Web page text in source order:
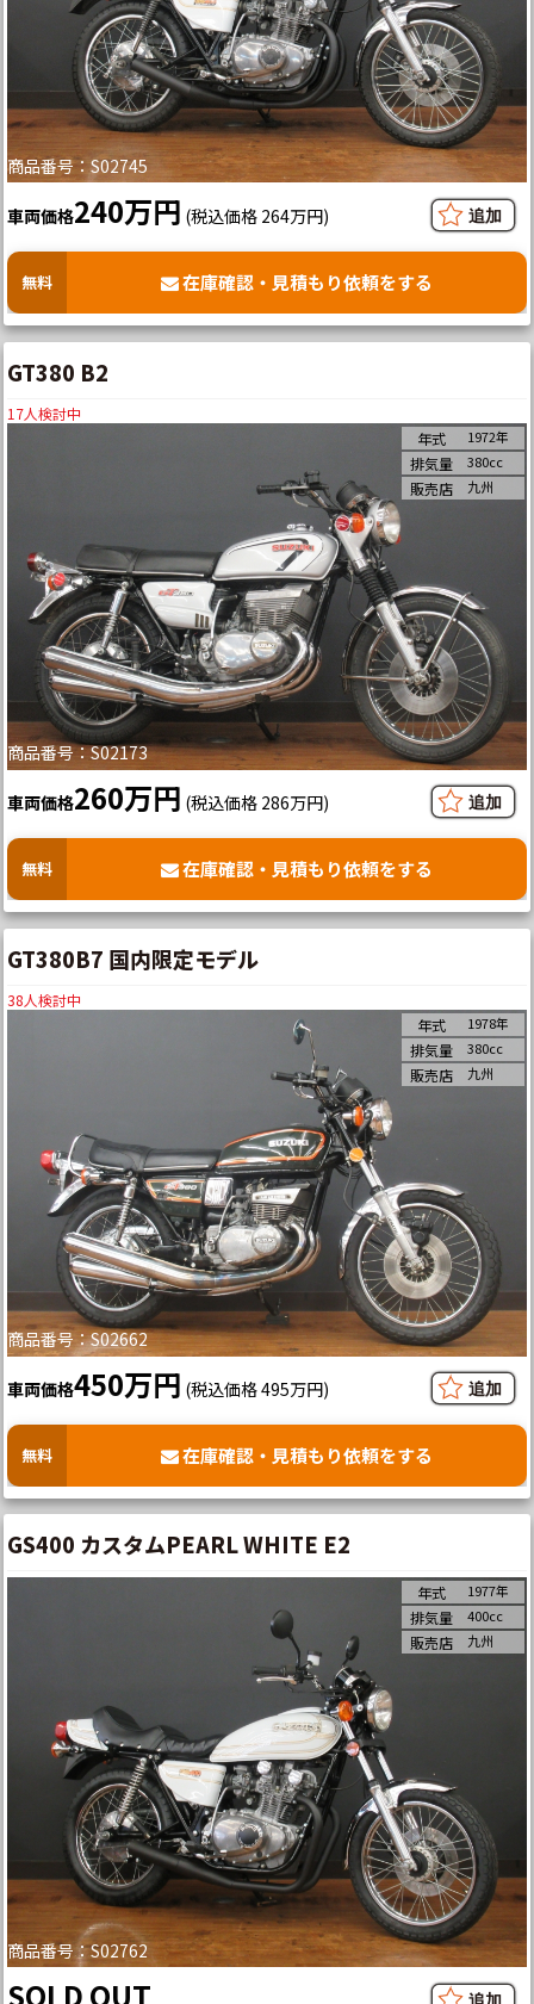
商品番号：S02745
車両価格240万円 (税込価格 264万円)
無料 在庫確認・見積もり依頼をする
GT380 B2
17人検討中
商品番号：S02173
年式 1972年
排気量 380cc
販売店 九州
車両価格260万円 (税込価格 286万円)
無料 在庫確認・見積もり依頼をする
GT380B7 国内限定モデル
38人検討中
商品番号：S02662
年式 1978年
排気量 380cc
販売店 九州
車両価格450万円 (税込価格 495万円)
無料 在庫確認・見積もり依頼をする
GS400 カスタムPEARL WHITE E2
商品番号：S02762
年式 1977年
排気量 400cc
販売店 九州
SOLD OUT